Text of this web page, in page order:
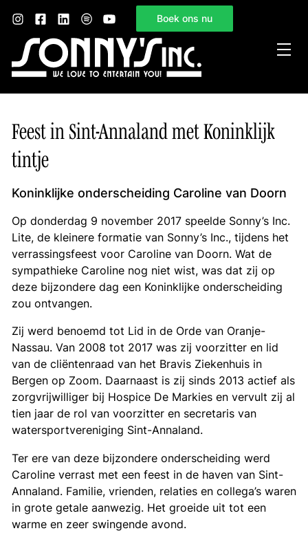
Boek ons nu
Sonny’s Inc.
Mogelijkheden
Gelegenheden
Nieuws
Contact
Feest in Sint-Annaland met Koninklijk
tintje
Koninklijke onderscheiding Caroline van Doorn
Op donderdag 9 november 2017 speelde Sonny’s Inc.
Lite, de kleinere formatie van Sonny’s Inc., tijdens het
verrassingsfeest voor Caroline van Doorn. Wat de
sympathieke Caroline nog niet wist, was dat zij op
deze bijzondere dag een Koninklijke onderscheiding
zou ontvangen.
Zij werd benoemd tot Lid in de Orde van Oranje-
Nassau. Van 2008 tot 2017 was zij voorzitter en lid
van de cliëntenraad van het Bravis Ziekenhuis in
Bergen op Zoom. Daarnaast is zij sinds 2013 actief als
zorgvrijwilliger bij Hospice De Markies en vervult zij al
tien jaar de rol van voorzitter en secretaris van
watersportvereniging Sint-Annaland.
Ter ere van deze bijzondere onderscheiding werd
Caroline verrast met een feest in de haven van Sint-
Annaland. Familie, vrienden, relaties en collega’s waren
in grote getale aanwezig. Het groeide uit tot een
warme en zeer swingende avond.